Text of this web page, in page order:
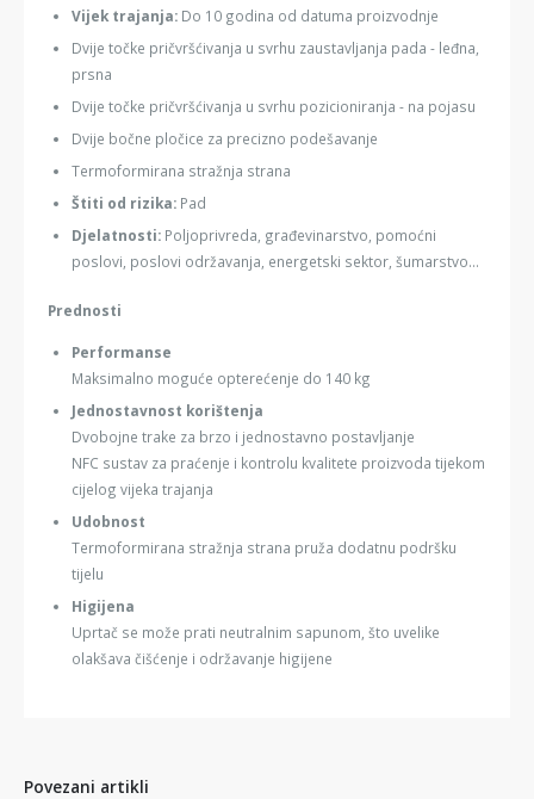
Vijek trajanja: Do 10 godina od datuma proizvodnje
Dvije točke pričvršćivanja u svrhu zaustavljanja pada - leđna,
prsna
Dvije točke pričvršćivanja u svrhu pozicioniranja - na pojasu
Dvije bočne pločice za precizno podešavanje
Termoformirana stražnja strana
Štiti od rizika: Pad
Djelatnosti: Poljoprivreda, građevinarstvo, pomoćni
poslovi, poslovi održavanja, energetski sektor, šumarstvo...
Prednosti
Performanse
Maksimalno moguće opterećenje do 140 kg
Jednostavnost korištenja
Dvobojne trake za brzo i jednostavno postavljanje
NFC sustav za praćenje i kontrolu kvalitete proizvoda tijekom
cijelog vijeka trajanja
Udobnost
Termoformirana stražnja strana pruža dodatnu podršku
tijelu
Higijena
Uprtač se može prati neutralnim sapunom, što uvelike
olakšava čišćenje i održavanje higijene
Povezani artikli